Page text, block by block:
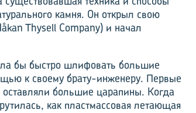
камня. Он открыл свою
Thysell Company) и начал
бы быстро шлифовать большие
к своему брату-инженеру. Первые
большие царапины. Когда
как пластмассовая летающая